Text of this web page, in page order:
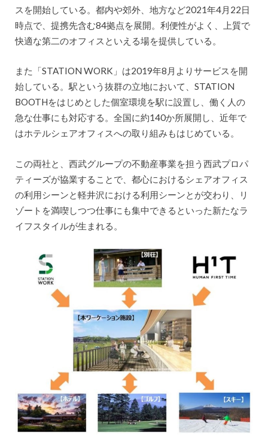
スを開始している。都内や郊外、地方など2021年4月22日
時点で、提携先含む84拠点を展開。利便性がよく、上質で
快適な第二のオフィスといえる場を提供している。
また「STATION WORK」は2019年8月よりサービスを開
始している。駅という抜群の立地において、STATION
BOOTHをはじめとした個室環境を駅に設置し、働く人の
急な仕事にも対応する。全国に約140か所展開し、近年で
はホテルシェアオフィスへの取り組みもはじめている。
この両社と、西武グループの不動産事業を担う西武プロパ
ティーズが協業することで、都心におけるシェアオフィス
の利用シーンと軽井沢における利用シーンとが交わり、リ
ゾートを満喫しつつ仕事にも集中できるといった新たなラ
イフスタイルが生まれる。